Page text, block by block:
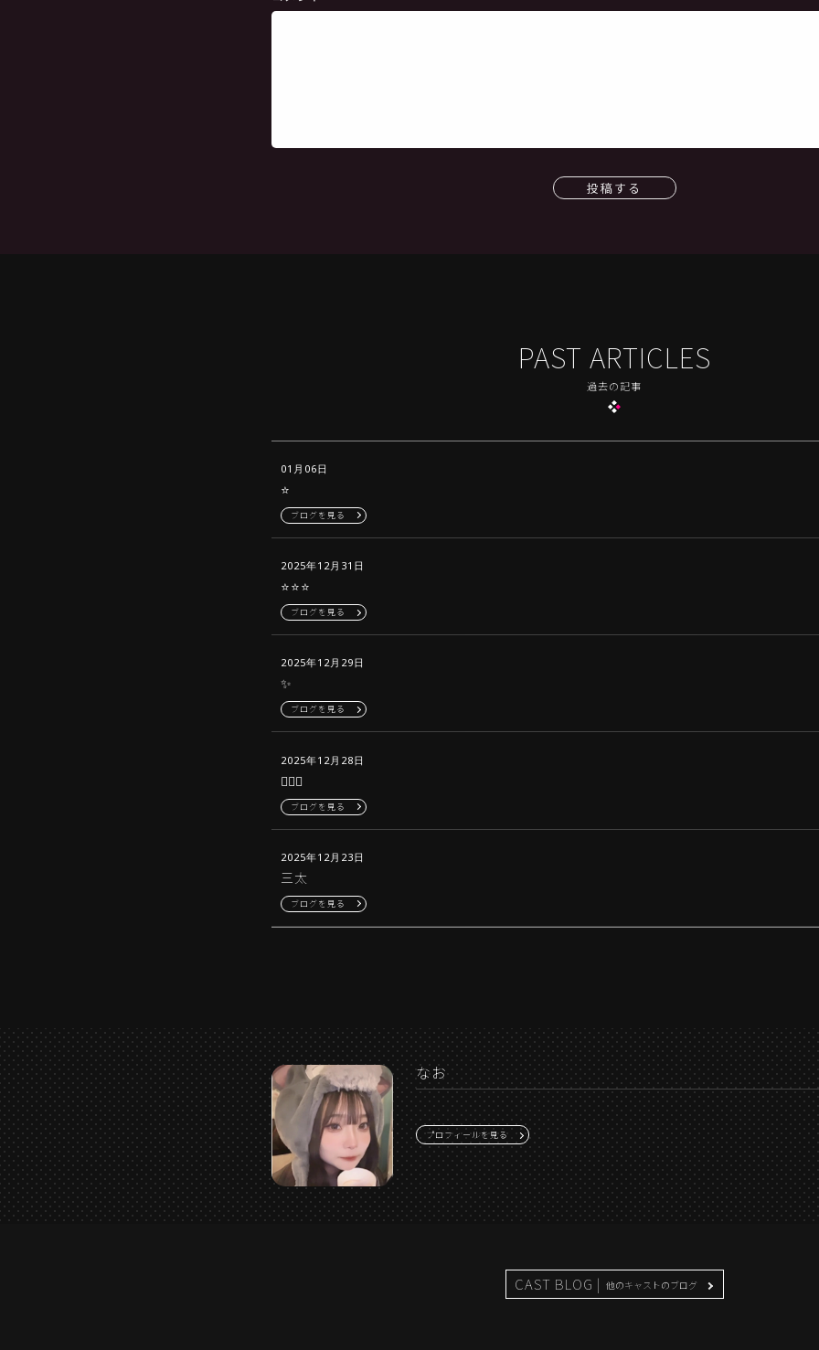
投稿する
PAST ARTICLES
過去の記事
01月06日
⭐️
ブログを見る
2025年12月31日
⭐️⭐️⭐️
ブログを見る
2025年12月29日
✨
ブログを見る
2025年12月28日
💆🏻‍♀️
ブログを見る
2025年12月23日
三太
ブログを見る
なお
プロフィールを見る
CAST BLOG | 他のキャストのブログ